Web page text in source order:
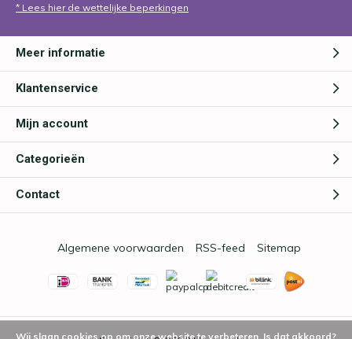
* Lees hier de wettelijke beperkingen
Meer informatie
Klantenservice
Mijn account
Categorieën
Contact
Algemene voorwaarden RSS-feed Sitemap
Wij slaan cookies op om onze website te verbeteren. Is dat akkoord?